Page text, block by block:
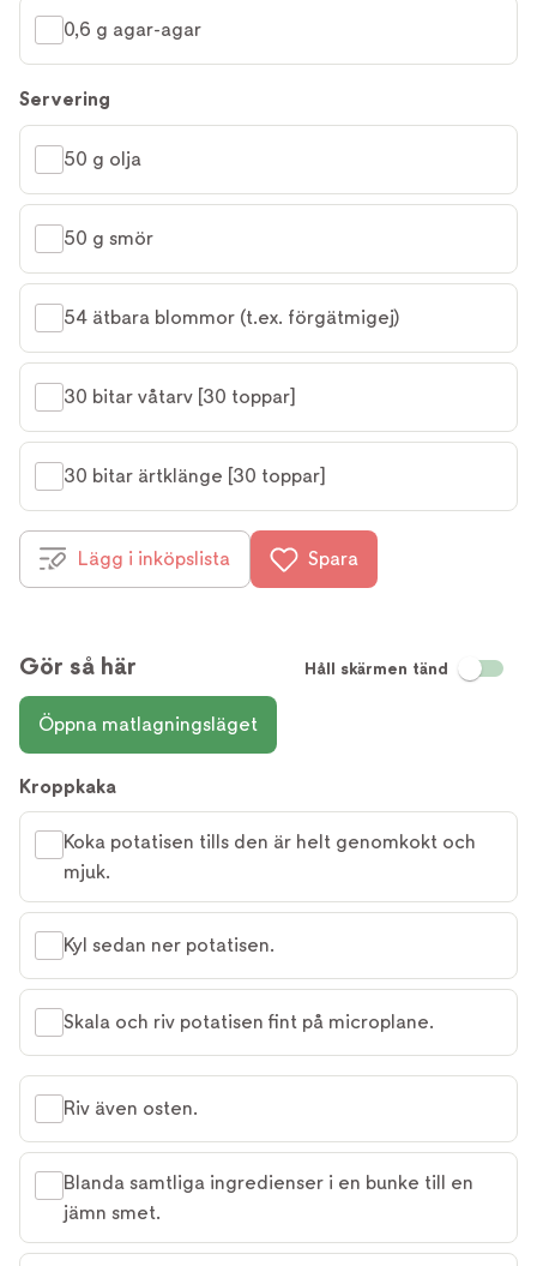
0,6 g agar-agar
Servering
50 g olja
50 g smör
54 ätbara blommor (t.ex. förgätmigej)
30 bitar våtarv [30 toppar]
30 bitar ärtklänge [30 toppar]
Lägg i inköpslista Spara
Gör så här Håll skärmen tänd
Öppna matlagningsläget
Kroppkaka
Koka potatisen tills den är helt genomkokt och
mjuk.
Kyl sedan ner potatisen.
Skala och riv potatisen fint på microplane.
Riv även osten.
Blanda samtliga ingredienser i en bunke till en
jämn smet.